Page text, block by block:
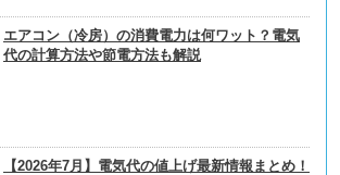
エアコン（冷房）の消費電力は何ワット？電気
代の計算方法や節電方法も解説
【2026年7月】電気代の値上げ最新情報まとめ！